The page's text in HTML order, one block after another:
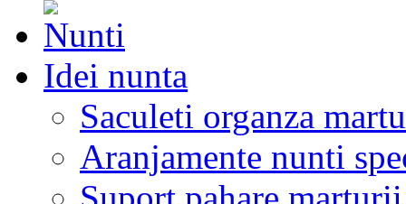
Idei nunta
Saculeti organza
Aranjamente nunti